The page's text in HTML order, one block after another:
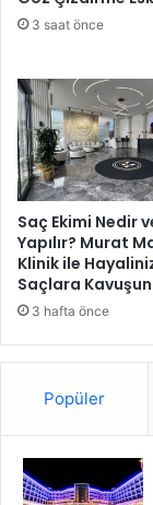
n
y
l
a
r
n
K
a
y
m
a
k
a
m
a
Z
i
3 saat önce
Saç Ekimi Nedir
Yapılır? Murat
Klinik ile
Saçlara Kavuşun
3 hafta önce
Popüler